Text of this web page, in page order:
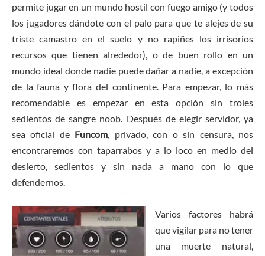
permite jugar en un mundo hostil con fuego amigo (y todos
los jugadores dándote con el palo para que te alejes de su
triste camastro en el suelo y no rapiñes los irrisorios
recursos que tienen alrededor), o de buen rollo en un
mundo ideal donde nadie puede dañar a nadie, a excepción
de la fauna y flora del continente. Para empezar, lo más
recomendable es empezar en esta opción sin troles
sedientos de sangre noob. Después de elegir servidor, ya
sea oficial de Funcom, privado, con o sin censura, nos
encontraremos con taparrabos y a lo loco en medio del
desierto, sedientos y sin nada a mano con lo que
defendernos.
Varios factores habrá
que vigilar para no tener
una muerte natural,